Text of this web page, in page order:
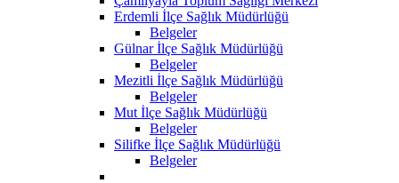
Erdemli İlçe Sağlık Müdürlüğü
Belgeler
Gülnar İlçe Sağlık Müdürlüğü
Belgeler
Mezitli İlçe Sağlık Müdürlüğü
Belgeler
Mut İlçe Sağlık Müdürlüğü
Belgeler
Silifke İlçe Sağlık Müdürlüğü
Belgeler